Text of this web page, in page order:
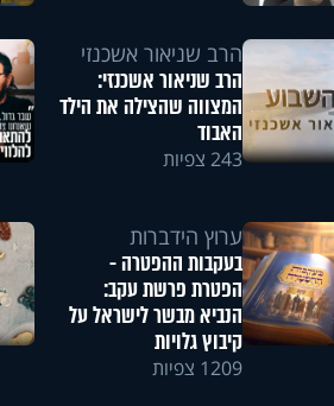
הרב שניאור אשכנזי
הרב שניאור אשכנזי:
המצווה שהצילה את הילד
האבוד
243 צפיות
ערוץ הידברות
בעקבות ההפטרה -
הפטרת פרשת עקב:
הנביא מבשר לישראל על
קיבוץ גלויות
1209 צפיות